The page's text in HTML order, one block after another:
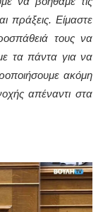
πράξεις. Είμαστε
τους να
τα πάντα για να
ακόμη
απέναντι στα